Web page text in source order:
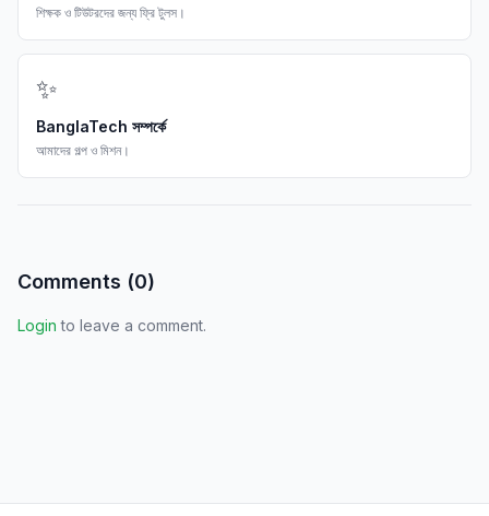
শিক্ষক ও টিউটরদের জন্য ফ্রি টুলস।
✨
BanglaTech সম্পর্কে
আমাদের গল্প ও মিশন।
Comments (0)
Login to leave a comment.